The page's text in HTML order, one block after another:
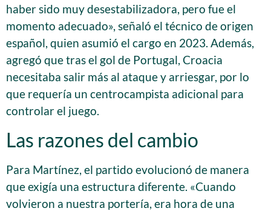
haber sido muy desestabilizadora, pero fue el
momento adecuado», señaló el técnico de origen
español, quien asumió el cargo en 2023. Además,
agregó que tras el gol de Portugal, Croacia
necesitaba salir más al ataque y arriesgar, por lo
que requería un centrocampista adicional para
controlar el juego.
Las razones del cambio
Para Martínez, el partido evolucionó de manera
que exigía una estructura diferente. «Cuando
volvieron a nuestra portería, era hora de una